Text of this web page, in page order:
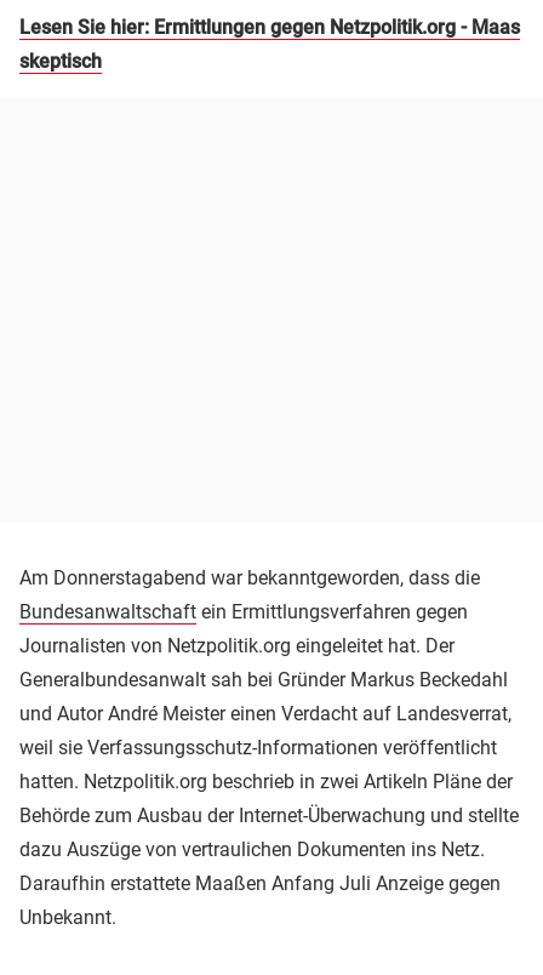
Lesen Sie hier: Ermittlungen gegen Netzpolitik.org - Maas
skeptisch
Am Donnerstagabend war bekanntgeworden, dass die
Bundesanwaltschaft ein Ermittlungsverfahren gegen
Journalisten von Netzpolitik.org eingeleitet hat. Der
Generalbundesanwalt sah bei Gründer Markus Beckedahl
und Autor André Meister einen Verdacht auf Landesverrat,
weil sie Verfassungsschutz-Informationen veröffentlicht
hatten. Netzpolitik.org beschrieb in zwei Artikeln Pläne der
Behörde zum Ausbau der Internet-Überwachung und stellte
dazu Auszüge von vertraulichen Dokumenten ins Netz.
Daraufhin erstattete Maaßen Anfang Juli Anzeige gegen
Unbekannt.